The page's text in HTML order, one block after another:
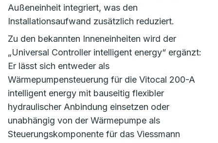
Außeneinheit integriert, was den
Installationsaufwand zusätzlich reduziert.
Zu den bekannten Inneneinheiten wird der
„Universal Controller intelligent energy“ ergänzt:
Er lässt sich entweder als
Wärmepumpensteuerung für die Vitocal 200-A
intelligent energy mit bauseitig flexibler
hydraulischer Anbindung einsetzen oder
unabhängig von der Wärmepumpe als
Steuerungskomponente für das Viessmann